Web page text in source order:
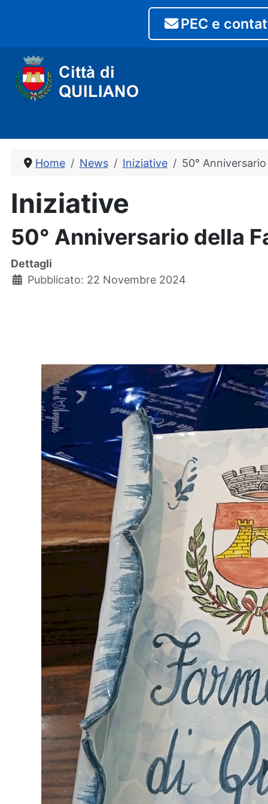
PEC e
Home News Iniziative 50°
Iniziative
50° Anniversario della
Dettagli
Pubblicato: 22 Novembre 2024